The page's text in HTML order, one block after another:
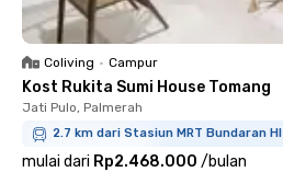
Coliving • Campur
Kost Rukita Sumi House Tomang
Jati Pulo, Palmerah
2.7 km dari Stasiun MRT Bundaran HI
mulai dari Rp2.468.000 /bulan